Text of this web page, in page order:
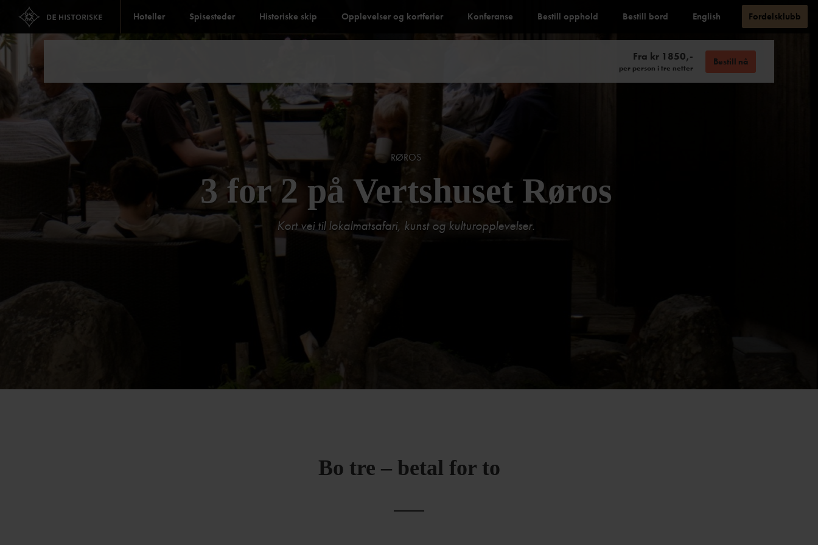
Hoteller Spisesteder Historiske skip Opplevelser og kortferier Konferanse Bestill opphold Bestill bord English Fordelsklubb
Fra kr 1850,-
per person i tre netter
Bestill nå
RØROS
3 for 2 på Vertshuset Røros
Kort vei til lokalmatsafari, kunst og kulturopplevelser.
Bo tre – betal for to